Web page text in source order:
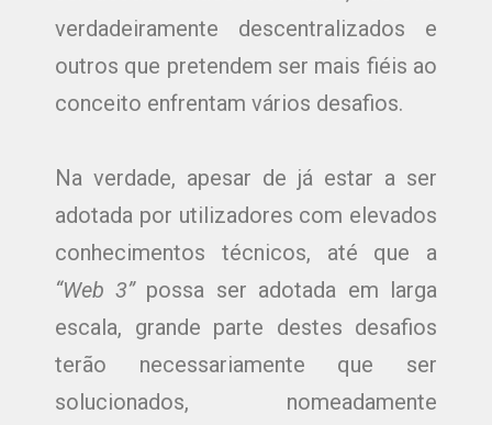
verdadeiramente descentralizados e
outros que pretendem ser mais fiéis ao
conceito enfrentam vários desafios.
Na verdade, apesar de já estar a ser
adotada por utilizadores com elevados
conhecimentos técnicos, até que a
“Web 3”possa ser adotada em larga
escala, grande parte destes desafios
terão necessariamente que ser
solucionados, nomeadamente